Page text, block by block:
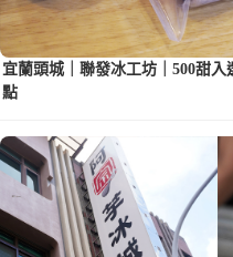
宜蘭頭城｜聯發冰工坊｜500甜
點